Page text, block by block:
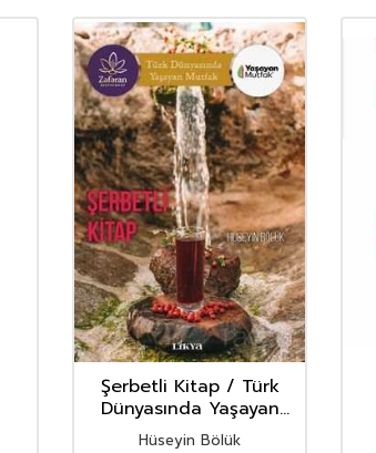
Şerbetli Kitap / Türk
Dünyasında Yaşayan
Mutfak
Hüseyin Bölük